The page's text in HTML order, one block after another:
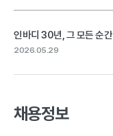
인바디 30년, 그 모든 순간
2026.05.29
채용정보